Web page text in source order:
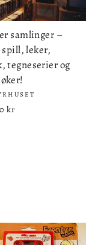
samlinger –
leker,
tegneserier og
kr